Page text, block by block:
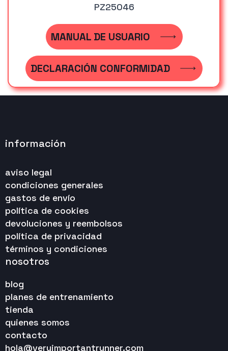
PZ25046
MANUAL DE USUARIO
DECLARACIÓN CONFORMIDAD
información
aviso legal
condiciones generales
gastos de envío
política de cookies
devoluciones y reembolsos
política de privacidad
términos y condiciones
nosotros
blog
planes de entrenamiento
tienda
quienes somos
contacto
hola@veryimportantrunner.com